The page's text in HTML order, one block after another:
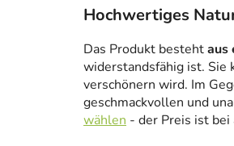
Hochwertiges
Das Produkt bestehtaus
widerstandsfähig ist. Sie
verschönern wird. Im
geschmackvollen und
wählen - der Preis ist